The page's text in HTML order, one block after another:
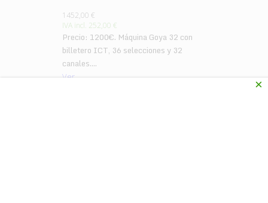
1452,00 €
IVA incl. 252,00 €
Precio: 1200€. Máquina Goya 32 con
billetero ICT, 36 selecciones y 32
canales....
Ver
×